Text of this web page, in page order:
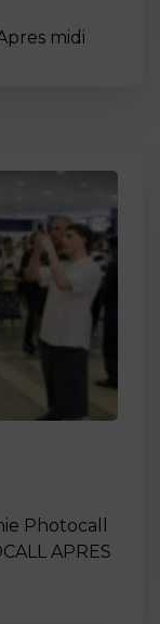
midi
Photocall
APRES